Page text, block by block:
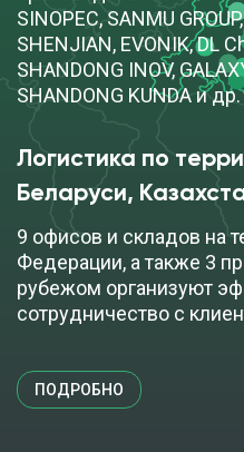
SINOPEC, SANMU
SHENJIAN, EVONIK, DL
SHANDONG INOV,
SHANDONG KUNDA и др.
Логистика по
Беларуси,
9 офисов и складов на
Федерации, а также 3
рубежом организуют
сотрудничество с
ПОДРОБНО